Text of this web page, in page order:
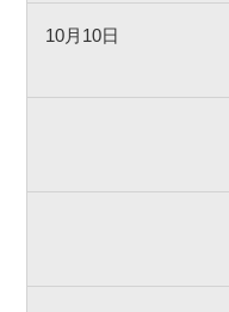
10月10日